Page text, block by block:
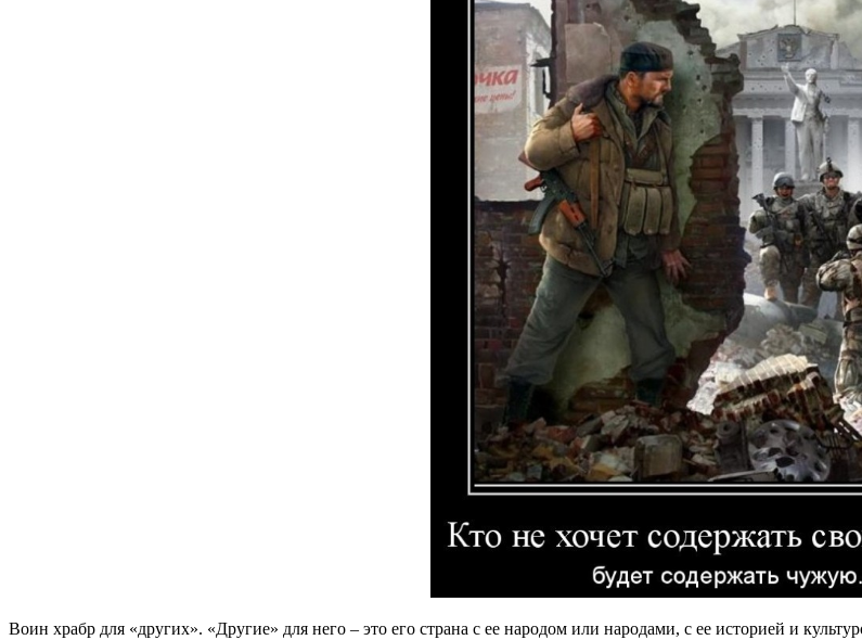
Воин храбр для «других». «Другие» для него – это его страна с ее народом или народами, с ее историей и